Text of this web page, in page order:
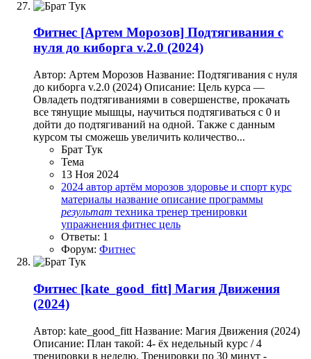
Фитнес [Артем Морозов] Подтягивания с
нуля до киборга v.2.0 (2024)
Автор: Артем Морозов Название: Подтягивания с нуля
до киборга v.2.0 (2024) Описание: Цель курса —
Овладеть подтягиваниями в совершенстве, прокачать
все тянущие мышцы, научиться подтягиваться с 0 и
дойти до подтягиваний на одной. Также с данным
курсом ты сможешь увеличить количество...
Брат Тук
Тема
13 Ноя 2024
2024 автор артём морозов здоровье и спорт курс
материалы название описание программы
результат техника тренер тренировки
упражнения фитнес цель
Ответы: 1
Форум: Фитнес
Фитнес [kate_good_fitt] Магия Движения
(2024)
Автор: kate_good_fitt Название: Магия Движения (2024)
Описание: План такой: 4- ёх недельный курс / 4
тренировки в неделю. Тренировки по 30 минут -